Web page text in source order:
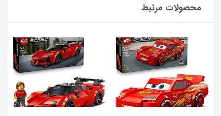
محصولات مرتبط